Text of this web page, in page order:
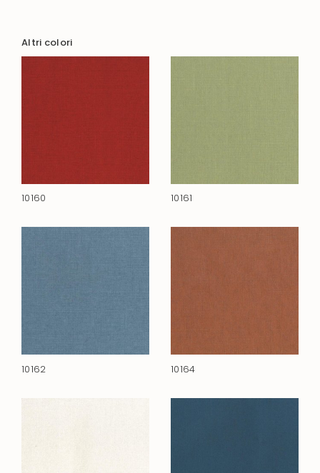
Altri colori
10160 10161
10162 10164